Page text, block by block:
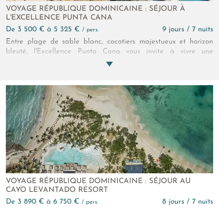
VOYAGE RÉPUBLIQUE DOMINICAINE : SÉJOUR À
L'EXCELLENCE PUNTA CANA
de 3 500 € à 5 325 € / pers.
9 jours / 7 nuits
Entre plage de sable blanc, cocotiers majestueux et horizon
bleuté, l'Excellence Punta Cana vous invite à vivre une
parenthèse hors du temps au cœur de la République
et instants de détente absolue. L'établissement présente
également différentes chambres et suites dotées
d'équipements haut de gamme pour transformer votre séjour
aux Caraïbes en une expérience luxueuse.
VOYAGE RÉPUBLIQUE DOMINICAINE : SÉJOUR AU
CAYO LEVANTADO RESORT
de 3 890 € à 6 750 € / pers.
8 jours / 7 nuits